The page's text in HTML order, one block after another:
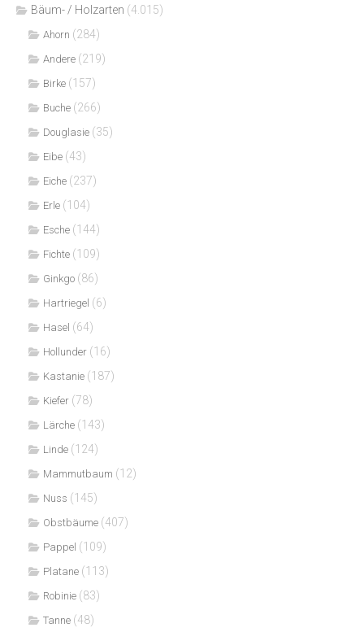
Bäum- / Holzarten (4.015)
Ahorn (284)
Andere (219)
Birke (157)
Buche (266)
Douglasie (35)
Eibe (43)
Eiche (237)
Erle (104)
Esche (144)
Fichte (109)
Ginkgo (86)
Hartriegel (6)
Hasel (64)
Hollunder (16)
Kastanie (187)
Kiefer (78)
Lärche (143)
Linde (124)
Mammutbaum (12)
Nuss (145)
Obstbäume (407)
Pappel (109)
Platane (113)
Robinie (83)
Tanne (48)